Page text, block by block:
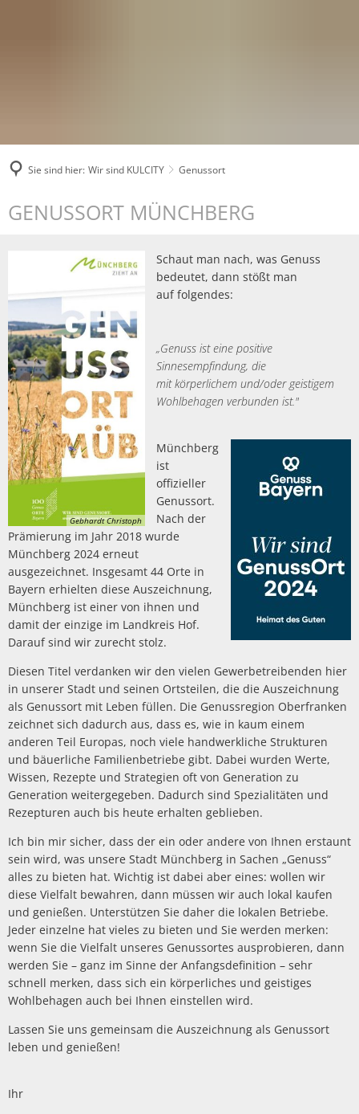
Sie sind hier: Wir sind KULCITY Genussort
Genussort
GENUSSORT MÜNCHBERG
Gebhardt Christoph
Schaut man nach, was Genuss
bedeutet, dann stößt man
auf folgendes:
„Genuss ist eine positive
Sinnesempfindung, die
mit körperlichem und/oder geistigem
Wohlbehagen verbunden ist."
Münchberg
ist
offizieller
Genussort.
Nach der
Prämierung im Jahr 2018 wurde
Münchberg 2024 erneut
ausgezeichnet. Insgesamt 44 Orte in
Bayern erhielten diese Auszeichnung,
Münchberg ist einer von ihnen und
damit der einzige im Landkreis Hof.
Darauf sind wir zurecht stolz.
Diesen Titel verdanken wir den vielen Gewerbetreibenden hier
in unserer Stadt und seinen Ortsteilen, die die Auszeichnung
als Genussort mit Leben füllen. Die Genussregion Oberfranken
zeichnet sich dadurch aus, dass es, wie in kaum einem
anderen Teil Europas, noch viele handwerkliche Strukturen
und bäuerliche Familienbetriebe gibt. Dabei wurden Werte,
Wissen, Rezepte und Strategien oft von Generation zu
Generation weitergegeben. Dadurch sind Spezialitäten und
Rezepturen auch bis heute erhalten geblieben.
Ich bin mir sicher, dass der ein oder andere von Ihnen erstaunt
sein wird, was unsere Stadt Münchberg in Sachen „Genuss“
alles zu bieten hat. Wichtig ist dabei aber eines: wollen wir
diese Vielfalt bewahren, dann müssen wir auch lokal kaufen
und genießen. Unterstützen Sie daher die lokalen Betriebe.
Jeder einzelne hat vieles zu bieten und Sie werden merken:
wenn Sie die Vielfalt unseres Genussortes ausprobieren, dann
werden Sie – ganz im Sinne der Anfangsdefinition – sehr
schnell merken, dass sich ein körperliches und geistiges
Wohlbehagen auch bei Ihnen einstellen wird.
Lassen Sie uns gemeinsam die Auszeichnung als Genussort
leben und genießen!
Ihr